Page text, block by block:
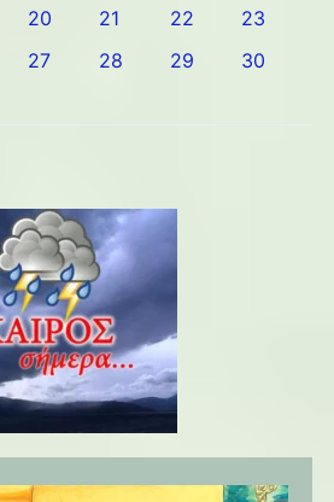
20 21 22
23
27 28 29
30